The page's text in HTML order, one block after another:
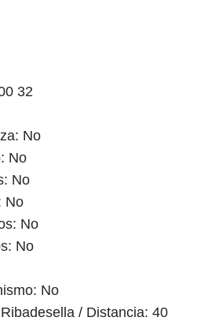
32
No
No
No
No
No
No
No
/ Distancia: 40